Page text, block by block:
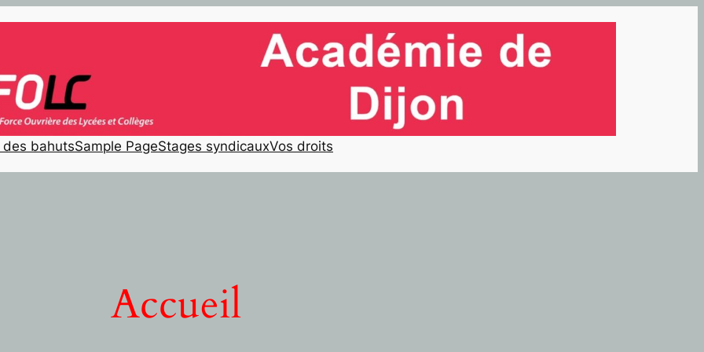
des bahutsSample PageStages syndicauxVos droits
Accueil